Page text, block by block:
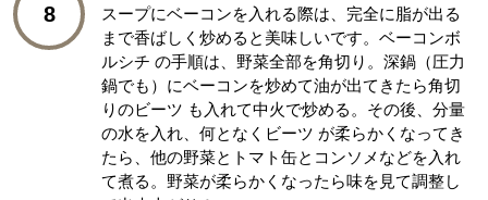
8
スープにベーコンを入れる際は、完全に脂が出る
まで香ばしく炒めると美味しいです。ベーコンボ
ルシチ の手順は、野菜全部を角切り。深鍋（圧力
鍋でも）にベーコンを炒めて油が出てきたら角切
りのビーツ も入れて中火で炒める。その後、分量
の水を入れ、何となくビーツ が柔らかくなってき
たら、他の野菜とトマト缶とコンソメなどを入れ
て煮る。野菜が柔らかくなったら味を見て調整し